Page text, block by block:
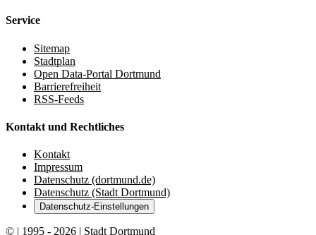
Service
Sitemap
Stadtplan
Open Data-Portal Dortmund
Barrierefreiheit
RSS-Feeds
Kontakt und Rechtliches
Kontakt
Impressum
Datenschutz (dortmund.de)
Datenschutz (Stadt Dortmund)
Datenschutz-Einstellungen
© | 1995 - 2026 | Stadt Dortmund